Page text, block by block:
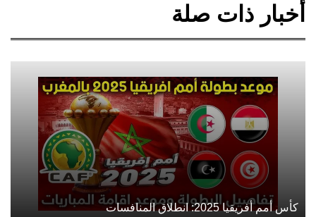
أخبار ذات صلة
كأس أمم أفريقيا 2025: انطلاق المنافسات